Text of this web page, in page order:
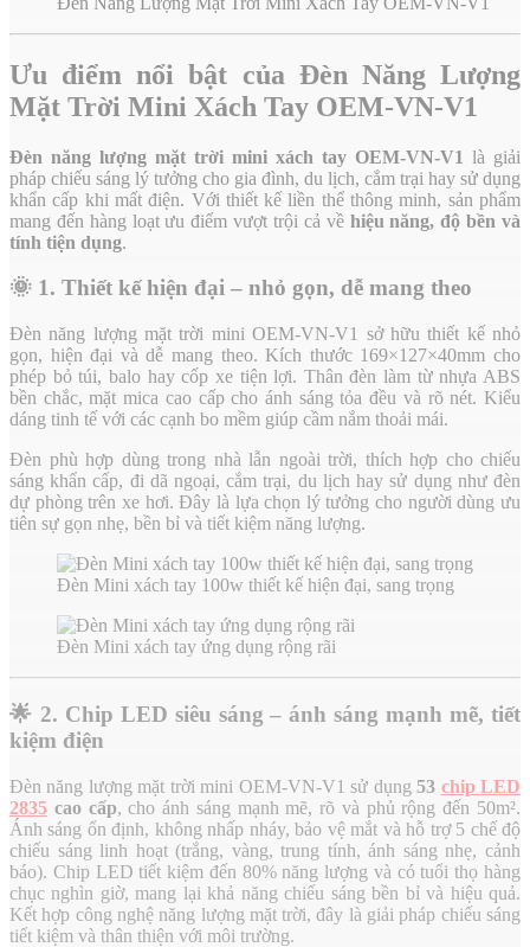
Ưu điểm nổi bật của Đèn Năng Lượng
Mặt Trời Mini Xách Tay OEM-VN-V1
Đèn năng lượng mặt trời mini xách tay OEM-VN-V1 là giải
pháp chiếu sáng lý tưởng cho gia đình, du lịch, cắm trại hay sử dụng
khẩn cấp khi mất điện. Với thiết kế liền thể thông minh, sản phẩm
mang đến hàng loạt ưu điểm vượt trội cả về hiệu năng, độ bền và
tính tiện dụng.
🌞 1. Thiết kế hiện đại – nhỏ gọn, dễ mang theo
Đèn năng lượng mặt trời mini OEM-VN-V1 sở hữu thiết kế nhỏ
gọn, hiện đại và dễ mang theo. Kích thước 169×127×40mm cho
phép bỏ túi, balo hay cốp xe tiện lợi. Thân đèn làm từ nhựa ABS
bền chắc, mặt mica cao cấp cho ánh sáng tỏa đều và rõ nét. Kiểu
dáng tinh tế với các cạnh bo mềm giúp cầm nắm thoải mái.
Đèn phù hợp dùng trong nhà lẫn ngoài trời, thích hợp cho chiếu
sáng khẩn cấp, đi dã ngoại, cắm trại, du lịch hay sử dụng như đèn
dự phòng trên xe hơi. Đây là lựa chọn lý tưởng cho người dùng ưu
tiên sự gọn nhẹ, bền bỉ và tiết kiệm năng lượng.
Đèn Mini xách tay 100w thiết kế hiện đại, sang trọng
Đèn Mini xách tay ứng dụng rộng rãi
🌟 2. Chip LED siêu sáng – ánh sáng mạnh mẽ, tiết
kiệm điện
Đèn năng lượng mặt trời mini OEM-VN-V1 sử dụng53 chip LED
2835 cao cấp, cho ánh sáng mạnh mẽ, rõ và phủ rộng đến 50m².
Ánh sáng ổn định, không nhấp nháy, bảo vệ mắt và hỗ trợ 5 chế độ
chiếu sáng linh hoạt (trắng, vàng, trung tính, ánh sáng nhẹ, cảnh
báo). Chip LED tiết kiệm đến 80% năng lượng và có tuổi thọ hàng
chục nghìn giờ, mang lại khả năng chiếu sáng bền bỉ và hiệu quả.
Kết hợp công nghệ năng lượng mặt trời, đây là giải pháp chiếu sáng
tiết kiệm và thân thiện với môi trường.